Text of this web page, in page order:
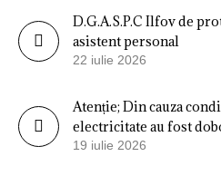
D.G.A.S.P.C Ilfov de
asistent personal
22 iulie 2026
Atenție; Din cauza
electricitate au fost
19 iulie 2026